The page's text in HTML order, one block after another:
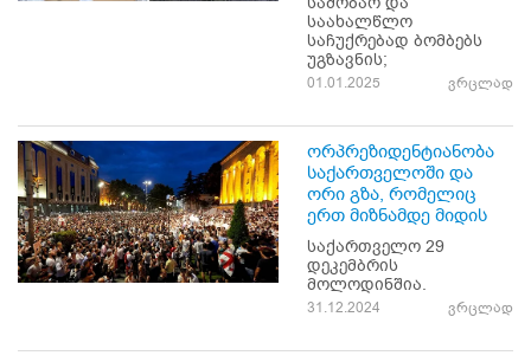
საახალწლო
საჩუქრებად ბომბებს
უგზავნის;
01.01.2025 ვრცლად
ორპრეზიდენტიანობა
საქართველოში და
ორი გზა, რომელიც
ერთ მიზნამდე მიდის
საქართველო 29
დეკემბრის
მოლოდინშია.
31.12.2024 ვრცლად